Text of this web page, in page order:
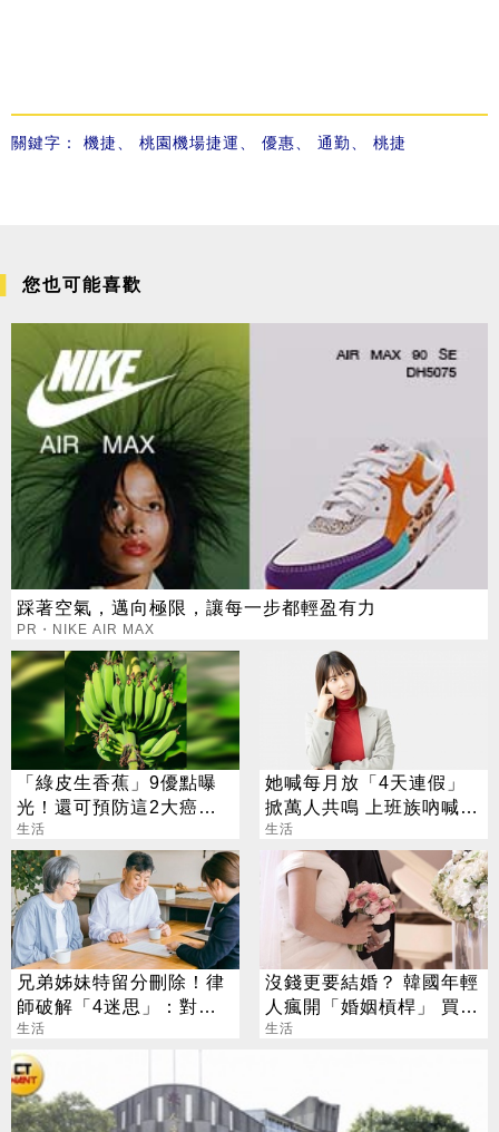
關鍵字： 機捷 桃園機場捷運 優惠 通勤 桃捷
您也可能喜歡
踩著空氣，邁向極限，讓每一步都輕盈有力
PR・NIKE AIR MAX
「綠皮生香蕉」9優點曝
光！還可預防這2大癌
症？
生活
她喊每月放「4天連假」
掀萬人共鳴 上班族吶喊：
這樣才活得像人
生活
兄弟姊妹特留分刪除！律
師破解「4迷思」：對頂
客族影響最大
生活
沒錢更要結婚？ 韓國年輕
人瘋開「婚姻槓桿」 買房
拚翻轉階級
生活